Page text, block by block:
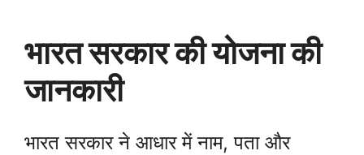
भारत सरकार की योजना की
जानकारी
भारत सरकार ने आधार में नाम, पता और